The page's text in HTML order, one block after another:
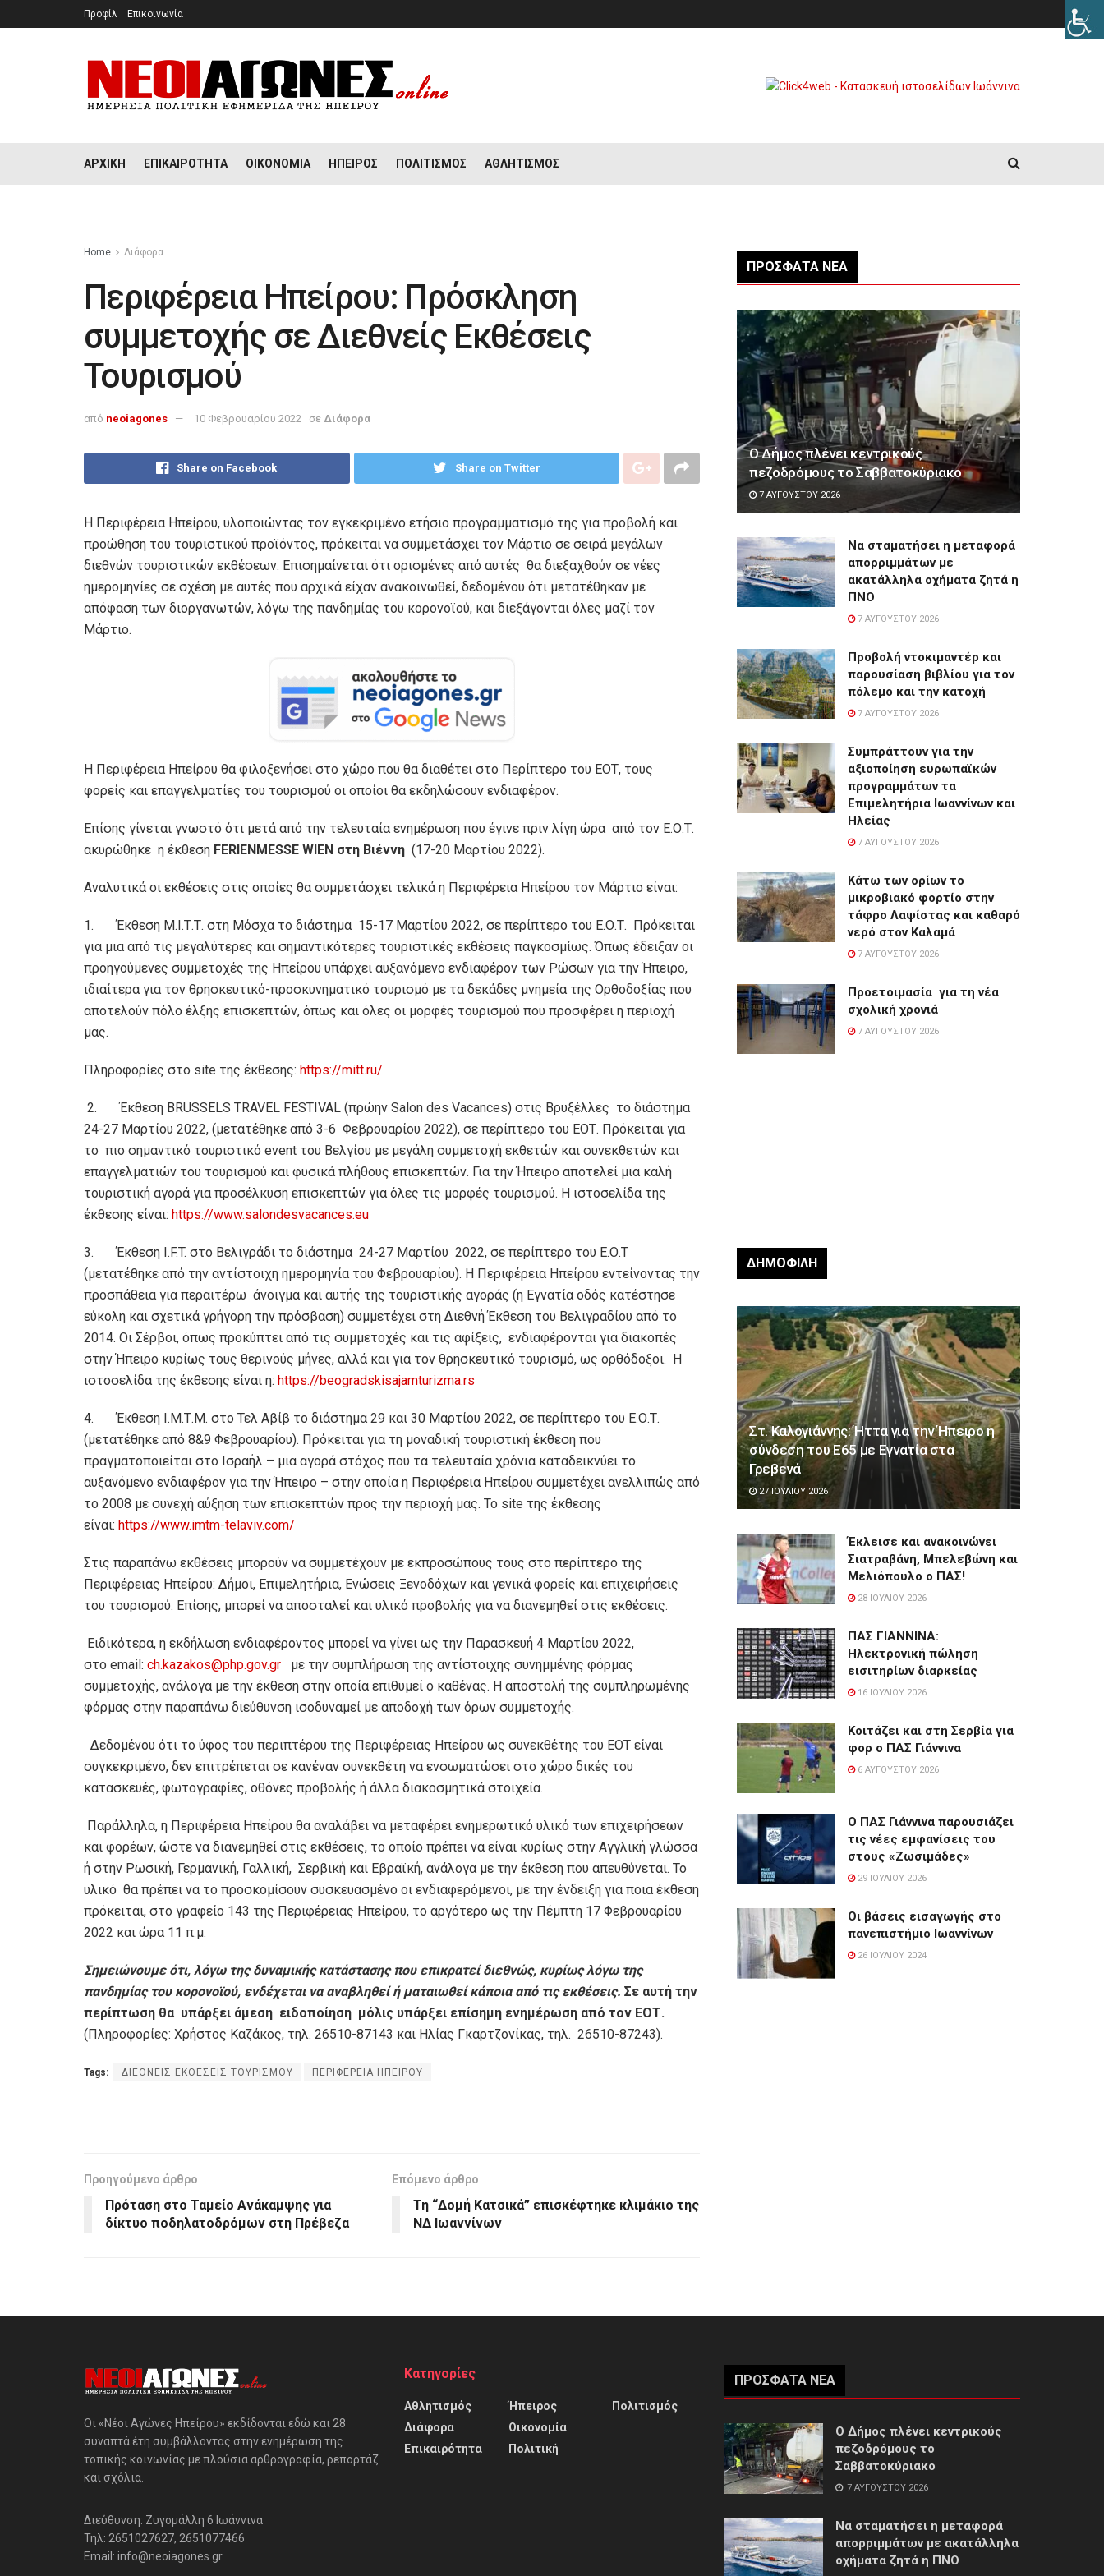
Προφίλ Επικοινωνία
ΑΡΧΙΚΉ ΕΠΙΚΑΙΡΌΤΗΤΑ ΟΙΚΟΝΟΜΊΑ ΉΠΕΙΡΟΣ ΠΟΛΙΤΙΣΜΌΣ ΑΘΛΗΤΙΣΜΌΣ
Home Διάφορα
Περιφέρεια Ηπείρου: Πρόσκληση
συμμετοχής σε Διεθνείς Εκθέσεις
Τουρισμού
από neoiagones 10 Φεβρουαρίου 2022 σε Διάφορα
Share on Facebook Share on Twitter
Η Περιφέρεια Ηπείρου, υλοποιώντας τον εγκεκριμένο ετήσιο προγραμματισμό της για προβολή και
προώθηση του τουριστικού προϊόντος, πρόκειται να συμμετάσχει τον Μάρτιο σε σειρά μεγάλων
διεθνών τουριστικών εκθέσεων. Eπισημαίνεται ότι ορισμένες από αυτές θα διεξαχθούν σε νέες
ημερομηνίες σε σχέση με αυτές που αρχικά είχαν ανακοινωθεί, δεδομένου ότι μετατέθηκαν με
απόφαση των διοργανωτών, λόγω της πανδημίας του κορονοϊού, και διεξάγονται όλες μαζί τον
Μάρτιο.
Η Περιφέρεια Ηπείρου θα φιλοξενήσει στο χώρο που θα διαθέτει στο Περίπτερο του ΕΟΤ, τους
φορείς και επαγγελματίες του τουρισμού οι οποίοι θα εκδηλώσουν ενδιαφέρον.
Επίσης γίνεται γνωστό ότι μετά από την τελευταία ενημέρωση που έγινε πριν λίγη ώρα από τον Ε.Ο.Τ.
ακυρώθηκε η έκθεση FERIENMESSE WIEN στη Βιέννη (17-20 Μαρτίου 2022).
Αναλυτικά οι εκθέσεις στις οποίες θα συμμετάσχει τελικά η Περιφέρεια Ηπείρου τον Μάρτιο είναι:
1. Έκθεση Μ.Ι.Τ.Τ. στη Μόσχα το διάστημα 15-17 Μαρτίου 2022, σε περίπτερο του Ε.Ο.Τ. Πρόκειται
για μια από τις μεγαλύτερες και σημαντικότερες τουριστικές εκθέσεις παγκοσμίως. Όπως έδειξαν οι
προηγούμενες συμμετοχές της Ηπείρου υπάρχει αυξανόμενο ενδιαφέρον των Ρώσων για την Ήπειρο,
ιδιαίτερα για τον θρησκευτικό-προσκυνηματικό τουρισμό με τα δεκάδες μνημεία της Ορθοδοξίας που
αποτελούν πόλο έλξης επισκεπτών, όπως και όλες οι μορφές τουρισμού που προσφέρει η περιοχή
μας.
Πληροφορίες στο site της έκθεσης: https://mitt.ru/
2. Έκθεση BRUSSELS TRAVEL FESTIVAL (πρώην Salon des Vacances) στις Βρυξέλλες το διάστημα
24-27 Μαρτίου 2022, (μετατέθηκε από 3-6 Φεβρουαρίου 2022), σε περίπτερο του ΕΟΤ. Πρόκειται για
το πιο σημαντικό τουριστικό event του Βελγίου με μεγάλη συμμετοχή εκθετών και συνεκθετών και
επαγγελματιών του τουρισμού και φυσικά πλήθους επισκεπτών. Για την Ήπειρο αποτελεί μια καλή
τουριστική αγορά για προσέλκυση επισκεπτών για όλες τις μορφές τουρισμού. Η ιστοσελίδα της
έκθεσης είναι: https://www.salondesvacances.eu
3. Έκθεση I.F.T. στο Βελιγράδι το διάστημα 24-27 Μαρτίου 2022, σε περίπτερο του Ε.Ο.Τ
(μετατέθηκε από την αντίστοιχη ημερομηνία του Φεβρουαρίου). Η Περιφέρεια Ηπείρου εντείνοντας την
προσπάθεια για περαιτέρω άνοιγμα και αυτής της τουριστικής αγοράς (η Εγνατία οδός κατέστησε
εύκολη και σχετικά γρήγορη την πρόσβαση) συμμετέχει στη Διεθνή Έκθεση του Βελιγραδίου από το
2014. Οι Σέρβοι, όπως προκύπτει από τις συμμετοχές και τις αφίξεις, ενδιαφέρονται για διακοπές
στην Ήπειρο κυρίως τους θερινούς μήνες, αλλά και για τον θρησκευτικό τουρισμό, ως ορθόδοξοι. Η
ιστοσελίδα της έκθεσης είναι η: https://beogradskisajamturizma.rs
4. Έκθεση Ι.Μ.Τ.Μ. στο Τελ Αβίβ το διάστημα 29 και 30 Μαρτίου 2022, σε περίπτερο του Ε.Ο.Τ.
(μετατέθηκε από 8&9 Φεβρουαρίου). Πρόκειται για τη μοναδική τουριστική έκθεση που
πραγματοποιείται στο Ισραήλ – μια αγορά στόχος που τα τελευταία χρόνια καταδεικνύει το
αυξανόμενο ενδιαφέρον για την Ήπειρο – στην οποία η Περιφέρεια Ηπείρου συμμετέχει ανελλιπώς από
το 2008 με συνεχή αύξηση των επισκεπτών προς την περιοχή μας. Το site της έκθεσης
είναι: https://www.imtm-telaviv.com/
Στις παραπάνω εκθέσεις μπορούν να συμμετέχουν με εκπροσώπους τους στο περίπτερο της
Περιφέρειας Ηπείρου: Δήμοι, Επιμελητήρια, Ενώσεις Ξενοδόχων και γενικά φορείς και επιχειρήσεις
του τουρισμού. Επίσης, μπορεί να αποσταλεί και υλικό προβολής για να διανεμηθεί στις εκθέσεις.
Ειδικότερα, η εκδήλωση ενδιαφέροντος μπορεί να γίνει ως την Παρασκευή 4 Μαρτίου 2022,
στο email: ch.kazakos@php.gov.gr με την συμπλήρωση της αντίστοιχης συνημμένης φόρμας
συμμετοχής, ανάλογα με την έκθεση στην οποία επιθυμεί ο καθένας. Η αποστολή της συμπληρωμένης
φόρμας στην παραπάνω διεύθυνση ισοδυναμεί με αποδοχή των όρων συμμετοχής.
Δεδομένου ότι το ύφος του περιπτέρου της Περιφέρειας Ηπείρου ως συνεκθέτης του ΕΟΤ είναι
συγκεκριμένο, δεν επιτρέπεται σε κανέναν συνεκθέτη να ενσωματώσει στο χώρο δικές του
κατασκευές, φωτογραφίες, οθόνες προβολής ή άλλα διακοσμητικά στοιχεία.
Παράλληλα, η Περιφέρεια Ηπείρου θα αναλάβει να μεταφέρει ενημερωτικό υλικό των επιχειρήσεων
και φορέων, ώστε να διανεμηθεί στις εκθέσεις, το οποίο πρέπει να είναι κυρίως στην Αγγλική γλώσσα
ή στην Ρωσική, Γερμανική, Γαλλική, Σερβική και Εβραϊκή, ανάλογα με την έκθεση που απευθύνεται. Το
υλικό θα πρέπει να το προσκομίσουν συσκευασμένο οι ενδιαφερόμενοι, με την ένδειξη για ποια έκθεση
πρόκειται, στο γραφείο 143 της Περιφέρειας Ηπείρου, το αργότερο ως την Πέμπτη 17 Φεβρουαρίου
2022 και ώρα 11 π.μ.
Σημειώνουμε ότι, λόγω της δυναμικής κατάστασης που επικρατεί διεθνώς, κυρίως λόγω της
πανδημίας του κορονοϊού, ενδέχεται να αναβληθεί ή ματαιωθεί κάποια από τις εκθέσεις. Σε αυτή την
περίπτωση θα υπάρξει άμεση ειδοποίηση μόλις υπάρξει επίσημη ενημέρωση από τον ΕΟΤ.
(Πληροφορίες: Χρήστος Καζάκος, τηλ. 26510-87143 και Ηλίας Γκαρτζονίκας, τηλ. 26510-87243).
Tags: ΔΙΕΘΝΕΙΣ ΕΚΘΕΣΕΙΣ ΤΟΥΡΙΣΜΟΥ ΠΕΡΙΦΕΡΕΙΑ ΗΠΕΙΡΟΥ
Προηγούμενο άρθρο
Πρόταση στο Ταμείο Ανάκαμψης για
δίκτυο ποδηλατοδρόμων στη Πρέβεζα
Επόμενο άρθρο
Τη “Δομή Κατσικά” επισκέφτηκε κλιμάκιο της
ΝΔ Ιωαννίνων
ΠΡΌΣΦΑΤΑ ΝΈΑ
Ο Δήμος πλένει κεντρικούς
πεζοδρόμους το Σαββατοκύριακο
7 ΑΥΓΟΎΣΤΟΥ 2026
Να σταματήσει η μεταφορά
απορριμμάτων με
ακατάλληλα οχήματα ζητά η
ΠΝΟ
7 ΑΥΓΟΎΣΤΟΥ 2026
Προβολή ντοκιμαντέρ και
παρουσίαση βιβλίου για τον
πόλεμο και την κατοχή
7 ΑΥΓΟΎΣΤΟΥ 2026
Συμπράττουν για την
αξιοποίηση ευρωπαϊκών
προγραμμάτων τα
Επιμελητήρια Ιωαννίνων και
Ηλείας
7 ΑΥΓΟΎΣΤΟΥ 2026
Κάτω των ορίων το
μικροβιακό φορτίο στην
τάφρο Λαψίστας και καθαρό
νερό στον Καλαμά
7 ΑΥΓΟΎΣΤΟΥ 2026
Προετοιμασία για τη νέα
σχολική χρονιά
7 ΑΥΓΟΎΣΤΟΥ 2026
ΔΗΜΟΦΙΛΉ
Στ. Καλογιάννης: Ήττα για την Ήπειρο η
σύνδεση του Ε65 με Εγνατία στα
Γρεβενά
27 ΙΟΥΛΊΟΥ 2026
Έκλεισε και ανακοινώνει
Σιατραβάνη, Μπελεβώνη και
Μελιόπουλο ο ΠΑΣ!
28 ΙΟΥΛΊΟΥ 2026
ΠΑΣ ΓΙΑΝΝΙΝΑ:
Hλεκτρονική πώληση
εισιτηρίων διαρκείας
16 ΙΟΥΛΊΟΥ 2026
Κοιτάζει και στη Σερβία για
φορ ο ΠΑΣ Γιάννινα
6 ΑΥΓΟΎΣΤΟΥ 2026
Ο ΠΑΣ Γιάννινα παρουσιάζει
τις νέες εμφανίσεις του
στους «Ζωσιμάδες»
29 ΙΟΥΛΊΟΥ 2026
Οι βάσεις εισαγωγής στο
πανεπιστήμιο Ιωαννίνων
26 ΙΟΥΛΊΟΥ 2024
Οι «Νέοι Αγώνες Ηπείρου» εκδίδονται εδώ και 28
συναπτά έτη συμβάλλοντας στην ενημέρωση της
τοπικής κοινωνίας με πλούσια αρθρογραφία, ρεπορτάζ
και σχόλια.
Διεύθυνση: Ζυγομάλλη 6 Ιωάννινα
Τηλ: 2651027627, 2651077466
Email: info@neoiagones.gr
Κατηγορίες
Αθλητισμός
Διάφορα
Επικαιρότητα
Ήπειρος
Οικονομία
Πολιτική
Πολιτισμός
ΠΡΌΣΦΑΤΑ ΝΈΑ
Ο Δήμος πλένει κεντρικούς
πεζοδρόμους το
Σαββατοκύριακο
7 ΑΥΓΟΎΣΤΟΥ 2026
Να σταματήσει η μεταφορά
απορριμμάτων με ακατάλληλα
οχήματα ζητά η ΠΝΟ